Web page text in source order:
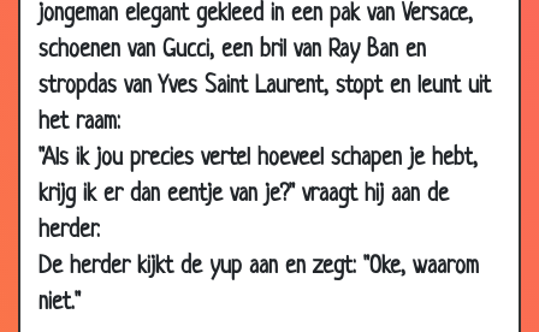
jongeman elegant gekleed in een pak van Versace,
schoenen van Gucci, een bril van Ray Ban en
stropdas van Yves Saint Laurent, stopt en leunt uit
het raam:
"Als ik jou precies vertel hoeveel schapen je hebt,
krijg ik er dan eentje van je?" vraagt hij aan de
herder.
De herder kijkt de yup aan en zegt: "Oke, waarom
niet."
Mar
2007
03
Mar
2007
Studenten mop 2.65
02
Mar
2007
Jagen
22 Feb